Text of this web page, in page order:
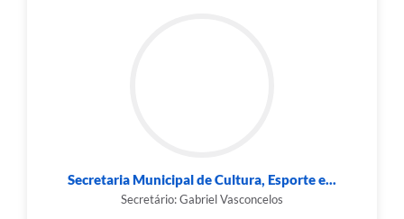
Secretaria Municipal de Cultura, Esporte e...
Secretário: Gabriel Vasconcelos